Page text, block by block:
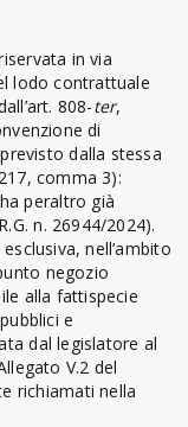
in via
lodo contrattuale
808-ter,
di
dalla stessa
comma 3):
peraltro già
n. 26944/2024).
nell’ambito
negozio
alla fattispecie
e
dal legislatore al
V.2 del
richiamati nella